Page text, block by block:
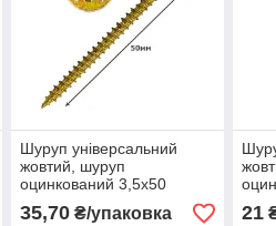
Шуруп універсальний
жовтий, шуруп
оцинкований 3,5х50
(уп.100шт.)
35,70₴/упаковка 21